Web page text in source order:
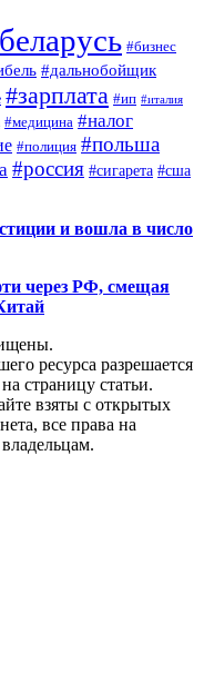
#бизнес
#дальнобойщик
#зарплата #ип #италия
#медицина #налог
#полиция #польша
#россия #сигарета #сша
и вошла в число
через РФ, смещая
ресурса разрешается
страницу статьи.
взяты с открытых
все права на